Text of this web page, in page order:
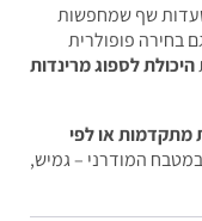
שמחפשות
פופולרית
לספוג מרינדות
או לפי
– גמיש,